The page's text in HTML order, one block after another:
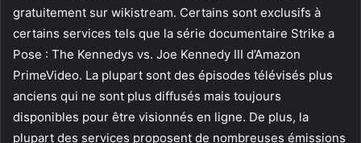
gratuitement sur wikistream. Certains sont exclusifs à
certains services tels que la série documentaire Strike a
Pose : The Kennedys vs. Joe Kennedy III d’Amazon
PrimeVideo. La plupart sont des épisodes télévisés plus
anciens qui ne sont plus diffusés mais toujours
disponibles pour être visionnés en ligne. De plus, la
plupart des services proposent de nombreuses émissions